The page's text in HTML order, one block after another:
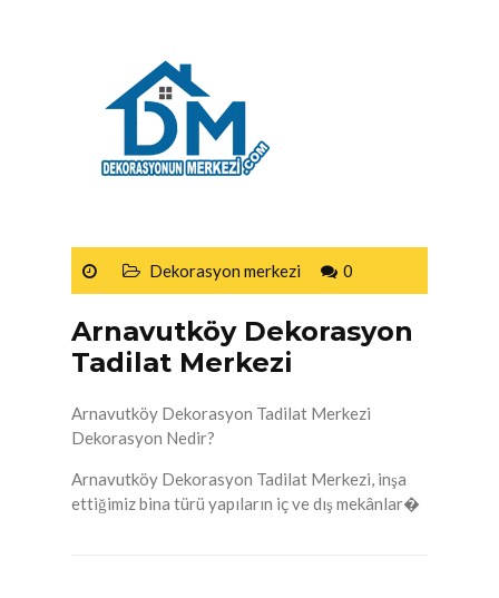
Dekorasyon merkezi 0
Arnavutköy Dekorasyon
Tadilat Merkezi
Arnavutköy Dekorasyon Tadilat Merkezi
Dekorasyon Nedir?
Arnavutköy Dekorasyon Tadilat Merkezi, inşa
ettiğimiz bina türü yapıların iç ve dış mekânlar�